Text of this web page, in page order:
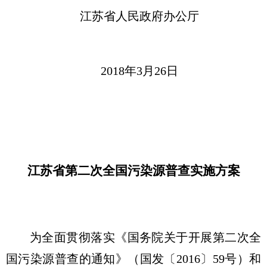
江苏省人民政府办公厅
2018年3月26日
江苏省第二次全国污染源普查实施方案
为全面贯彻落实《国务院关于开展第二次全
国污染源普查的通知》（国发〔2016〕59号）和